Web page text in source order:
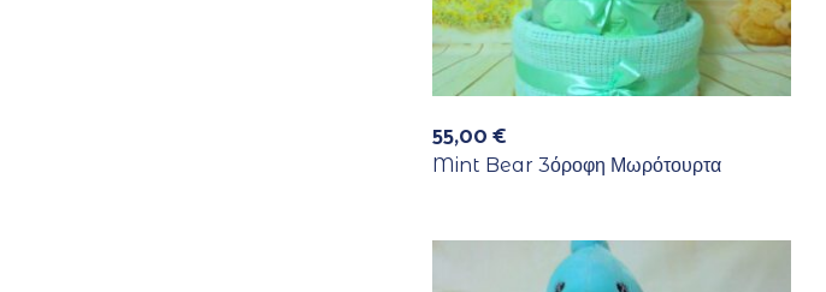
55,00€
Mint Bear 3όροφη Μωρότουρτα